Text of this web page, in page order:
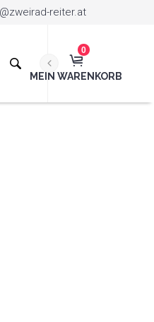
reiter.at
0
MEIN WARENKORB